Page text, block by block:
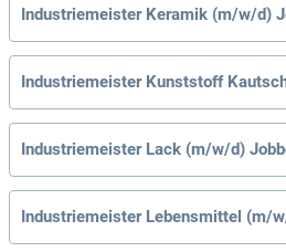
Industriemeister Keramik (m/w/d)
Industriemeister Kunststoff
Industriemeister Lack (m/w/d)
Industriemeister Lebensmittel (m/